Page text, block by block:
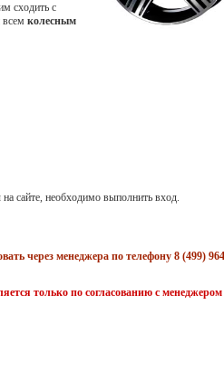
сходить с
всем колесным
сайте, необходимо выполнить вход.
через менеджера по телефону 8 (499)
только по согласованию с менеджером